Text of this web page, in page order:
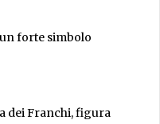
forte simbolo
dei Franchi, figura